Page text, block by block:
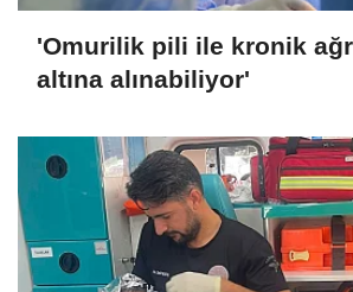
'Omurilik pili ile kronik
altına alınabiliyor'